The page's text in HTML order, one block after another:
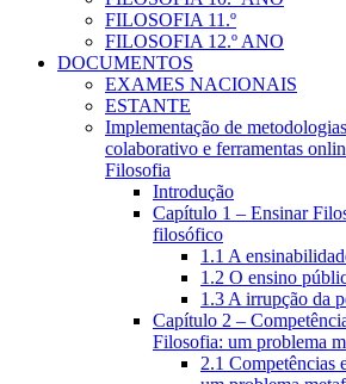
FILOSOFIA 11.º
FILOSOFIA 12.º ANO
DOCUMENTOS
EXAMES NACIONAIS
ESTANTE
Implementação de
colaborativo e ferramentas
Filosofia
Introdução
Capítulo 1 – Ensinar
filosófico
1.1 A
1.2 O ensino
1.3 A irrupção da
Capítulo 2 –
Filosofia: um problema
2.1 Competências